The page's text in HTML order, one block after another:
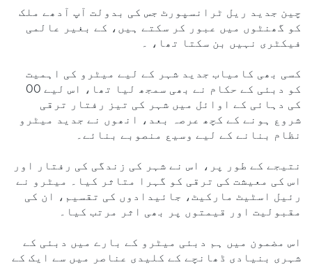
چین جدید ریل ٹرانسپورٹ جس کی بدولت آپ آدھے ملک
کو گھنٹوں میں عبور کر سکتے ہیں، کے بغیر عالمی
فیکٹری نہیں بن سکتا تھا، ۔
کسی بھی کامیاب جدید شہر کے لیے میٹرو کی اہمیت
کو دبئی کے حکام نے بھی سمجھ لیا تھا، اس لیے 00
کی دہائی کے اوائل میں شہر کی تیز رفتار ترقی
شروع ہونے کے کچھ عرصہ بعد، انھوں نے جدید میٹرو
نظام بنانے کے لیے وسیع منصوبے بنائے۔
نتیجے کے طور پر، اس نے شہر کی زندگی کی رفتار اور
اس کی معیشت کی ترقی کو گہرا متاثر کیا۔ میٹرو نے
رئیل اسٹیٹ مارکیٹ، جائیدادوں کی تقسیم، ان کی
مقبولیت اور قیمتوں پر بھی اثر مرتب کیا۔
اس مضمون میں ہم دبئی میٹرو کے بارے میں دبئی کے
شہری بنیادی ڈھانچے کے کلیدی عناصر میں سے ایک کے